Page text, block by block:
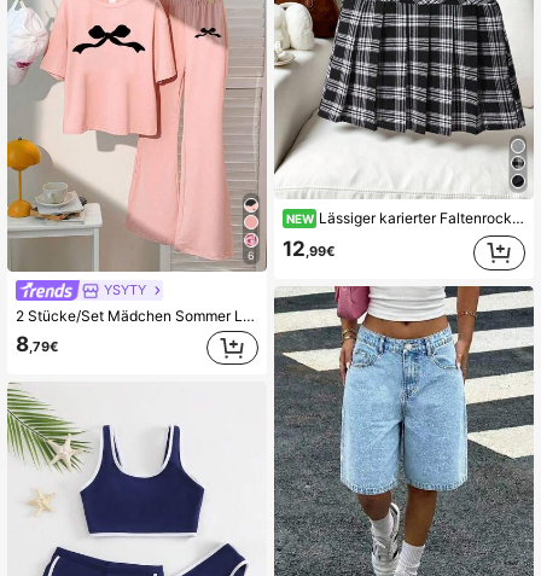
6
YSYTY
2 Stücke/Set Mädchen Sommer Locker Kurzarm T-Shirt und Shorts Set, Lässig Minimalistischer Stil, geeignet für Schule/Sport/Outdoor Aktivitäten
8,79€
NEW Lässiger karierter Faltenrock für Teenager-Mädchen
12,99€